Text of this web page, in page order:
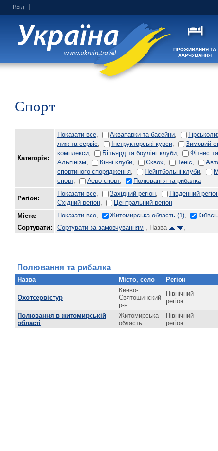
Вхід
ПРОЖИВАННЯ ТА
ХАРЧУВАННЯ
Спорт
Категорія:
Показати все Аквапарки та басейни
лиж та сервіс
Інструкторські курси
Зимовий
комплекси
Більярд та боулінг клуби
Фітнес
Альпінізм
Кінні клуби Сквох Теніс
спортиного спорядження
Пейнтбольні клуби
спорт, Аеро спорт, Полювання та рибалка
Регіон:
Показати все Західний регіон
Південний
Східний регіон
Центральний регіон
Міста:
Показати все Житомирська область (1)
Сортувати:
Сортувати за замовчуванням , Назва
Полювання та рибалка
Назва Місто, село Регіон
Охотсервістур
Киево-
Святошинский
р-н
Північний
регіон
Полювання в житомирській
області
Житомирська
область
Північний
регіон